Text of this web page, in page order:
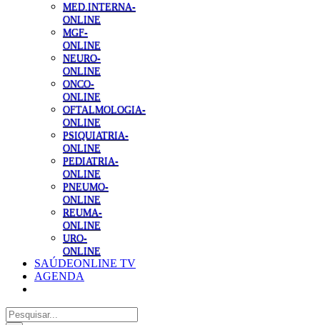
MED.INTERNA-
ONLINE
MGF-
ONLINE
NEURO-
ONLINE
ONCO-
ONLINE
OFTALMOLOGIA-
ONLINE
PSIQUIATRIA-
ONLINE
PEDIATRIA-
ONLINE
PNEUMO-
ONLINE
REUMA-
ONLINE
URO-
ONLINE
SAÚDEONLINE TV
AGENDA
Pesquisar